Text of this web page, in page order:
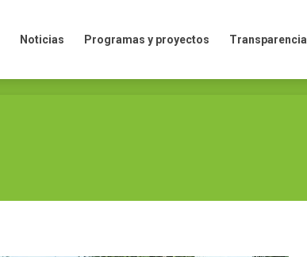
Noticias Programas y proyectos Transparencia